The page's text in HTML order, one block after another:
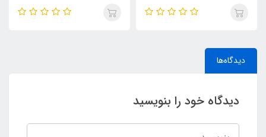
دیدگاه‌ها
دیدگاه خود را بنویسید